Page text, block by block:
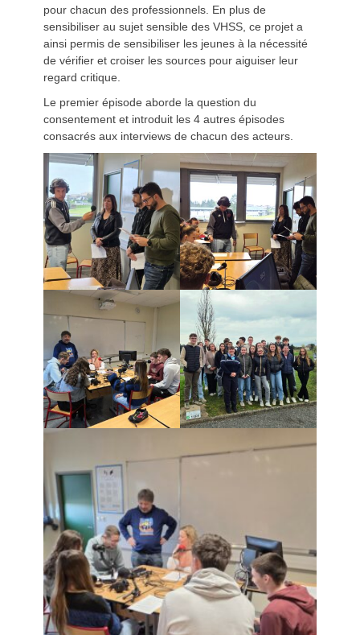
pour chacun des professionnels. En plus de
sensibiliser au sujet sensible des VHSS, ce projet a
ainsi permis de sensibiliser les jeunes à la nécessité
de vérifier et croiser les sources pour aiguiser leur
regard critique.
Le premier épisode aborde la question du
consentement et introduit les 4 autres épisodes
consacrés aux interviews de chacun des acteurs.